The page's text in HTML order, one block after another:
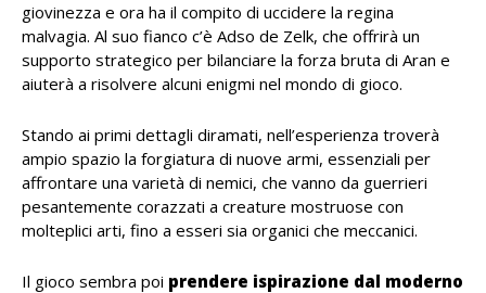
giovinezza e ora ha il compito di uccidere la regina
malvagia. Al suo fianco c’è Adso de Zelk, che offrirà un
supporto strategico per bilanciare la forza bruta di Aran e
aiuterà a risolvere alcuni enigmi nel mondo di gioco.
Stando ai primi dettagli diramati, nell’esperienza troverà
ampio spazio la forgiatura di nuove armi, essenziali per
affrontare una varietà di nemici, che vanno da guerrieri
pesantemente corazzati a creature mostruose con
molteplici arti, fino a esseri sia organici che meccanici.
Il gioco sembra poi prendere ispirazione dal moderno